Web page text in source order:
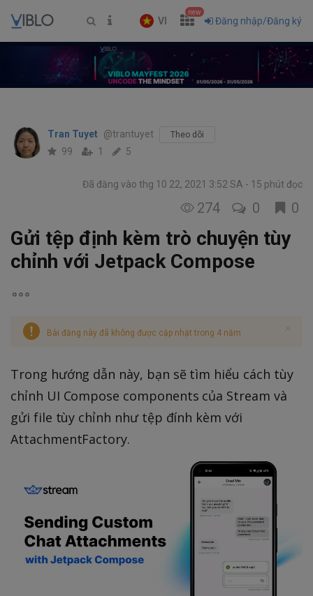
VI
new
Đăng nhập/Đăng ký
Tran Tuyet @trantuyet Theo dõi
99 1 5
Đã đăng vào thg 10 22, 2021 3:52 SA 15 phút đọc
274 0 0
Gửi tệp định kèm trò chuyện tùy
chỉnh với Jetpack Compose
Bài đăng này đã không được cập nhật trong 4 năm
Trong hướng dẫn này, bạn sẽ tìm hiểu cách tùy
chỉnh UI Compose components của Stream và
gửi file tùy chỉnh như tệp đính kèm với
AttachmentFactory.